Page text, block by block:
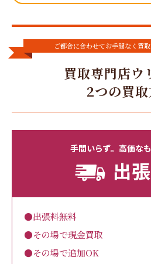
ご都合に合わせてお手間なく買
買取専門店ウ
2つの買
手間いらず。高価な
出
●出張料無料
●その場で現金買取
●その場で追加OK